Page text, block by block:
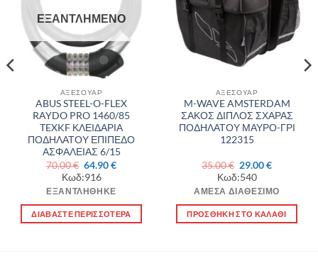
ΕΞΑΝΤΛΗΜΈΝΟ
ΑΞΕΣΟΥΑΡ
ABUS STEEL-O-FLEX
RAYDO PRO 1460/85
TEXKF ΚΛΕΙΔΑΡΙΑ
ΠΟΔΗΛΑΤΟΥ ΕΠΙΠΕΔΟ
ΑΣΦΑΛΕΙΑΣ 6/15
70.00€ Original
price
was:
70.00 €.
64.90€Η
Κωδ:916
ΕΞΑΝΤΛΉΘΗΚΕ
ΔΙΑΒΆΣΤΕ ΠΕΡΙΣΣΌΤΕΡΑ
ΑΞΕΣΟΥΑΡ
M-WAVE AMSTERDAM
ΣΑΚΟΣ ΔΙΠΛΟΣ ΣΧΑΡΑΣ
ΠΟΔΗΛΑΤΟΥ ΜΑΥΡΟ-ΓΡΙ
122315
35.00€ Original
price
was:
35.00 €.
29.00€Η
είναι:
Κωδ:540
ΆΜΕΣΑ ΔΙΑΘΈΣΙΜΟ
ΠΡΟΣΘΉΚΗ ΣΤΟ ΚΑΛΆΘΙ